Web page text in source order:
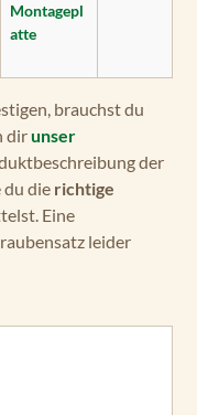
Montagepl
atte
brauchst du
dirunser
der
du die richtige
Eine
leider